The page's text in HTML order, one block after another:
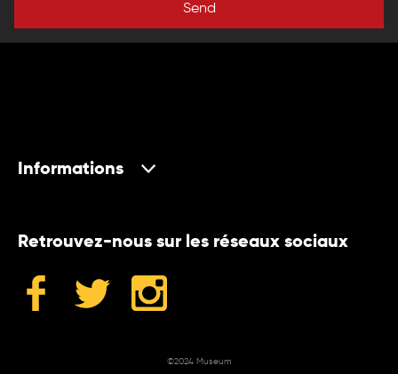
Send
Informations
Retrouvez-nous sur les réseaux sociaux
©2024 Museum